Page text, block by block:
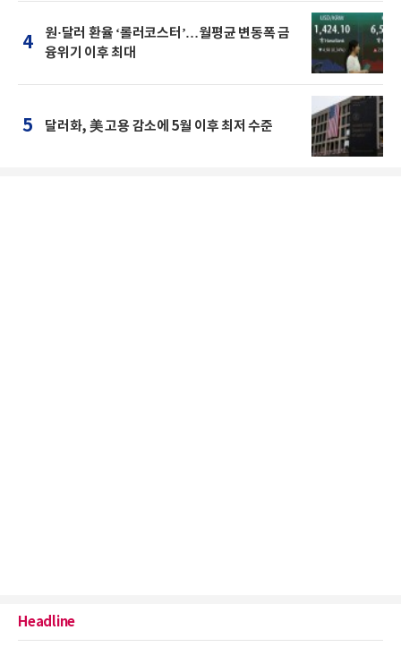
4
원·달러 환율 ‘롤러코스터’…월평균 변동폭 금
융위기 이후 최대
5 달러화, 美 고용 감소에 5월 이후 최저 수준
Headline